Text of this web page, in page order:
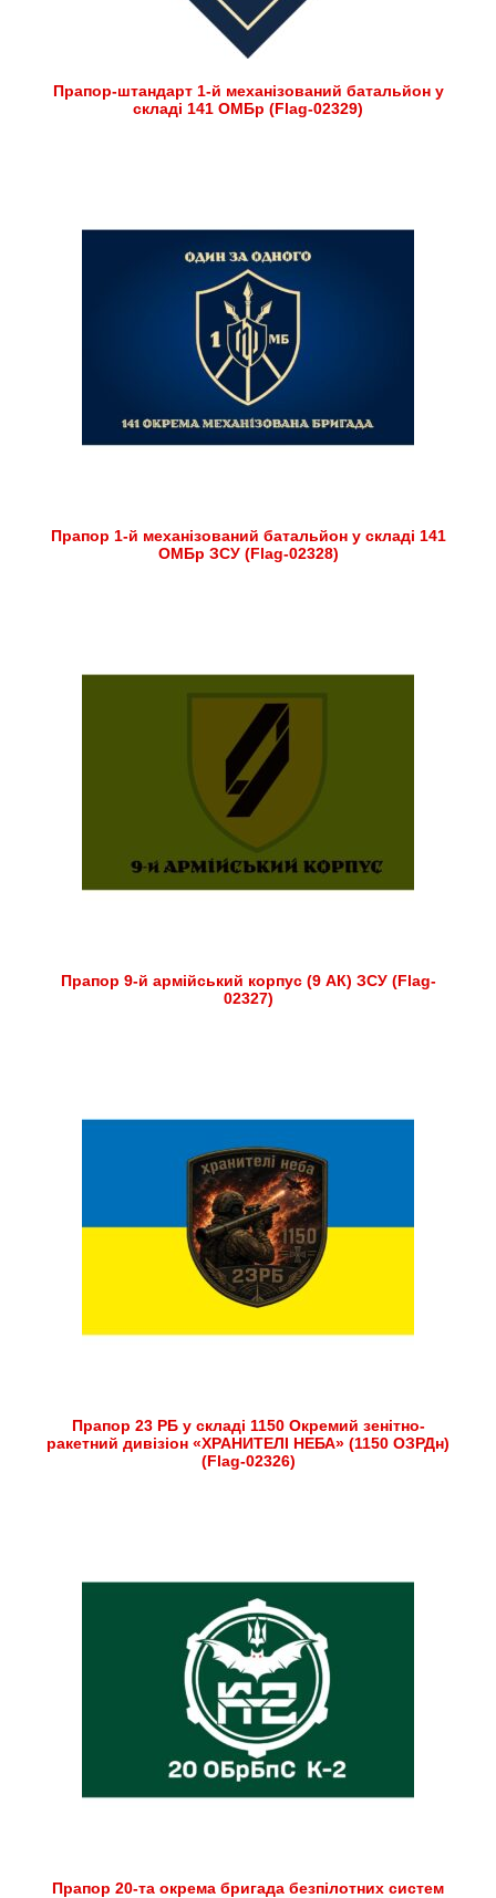
Прапор-штандарт 1-й механізований батальйон у
складі 141 ОМБр (Flag-02329)
Прапор 1-й механізований батальйон у складі 141
ОМБр ЗСУ (Flag-02328)
Прапор 9-й армійський корпус (9 АК) ЗСУ (Flag-
02327)
Прапор 23 РБ у складі 1150 Окремий зенітно-
ракетний дивізіон «ХРАНИТЕЛІ НЕБА» (1150 ОЗРДн)
(Flag-02326)
Прапор 20-та окрема бригада безпілотних систем